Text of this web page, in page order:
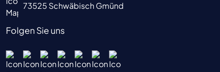
73525 Schwäbisch Gmünd
Folgen Sie uns